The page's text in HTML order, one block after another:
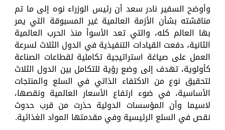
وأوضح السفير نادر سعد أن رئيس الوزراء نوه إلى ما تم
مناقشته بشأن الأزمة العالمية غير المسبوقة التي يمر
بها العالم كله، والتي تعد الأسوأ منذ الحرب العالمية
الثانية، دفعت القيادات التنفيذية في الدول الثلاث لسرعة
العمل على صياغة استراتيجية تكاملية لقطاعات الصناعة
كأولوية، تهدف إلى وضع رؤية للتكامل بين الدول الثلاث
لتحقيق نوع من الاكتفاء الذاتي في السلع والمنتجات
الأساسية، في ضوء ارتفاع الأسعار العالمية ونقصها،
لاسيما وأن المؤسسات الدولية حذرت من قرب حدوث
نقص في السلع الرئيسية وفي مقدمتها المواد الغذائية.